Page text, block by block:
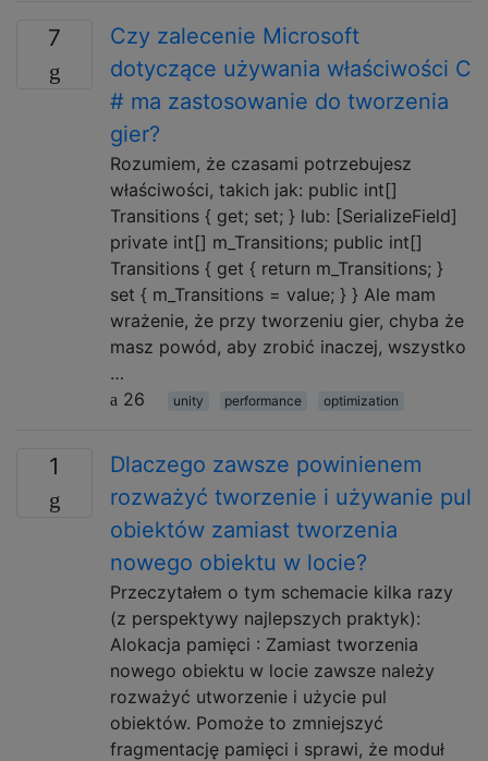
7
Czy zalecenie Microsoft
dotyczące używania właściwości C
# ma zastosowanie do tworzenia
gier?
Rozumiem, że czasami potrzebujesz
właściwości, takich jak: public int[]
Transitions { get; set; } lub: [SerializeField]
private int[] m_Transitions; public int[]
Transitions { get { return m_Transitions; }
set { m_Transitions = value; } } Ale mam
wrażenie, że przy tworzeniu gier, chyba że
masz powód, aby zrobić inaczej, wszystko
…
26
unity performance optimization
1
Dlaczego zawsze powinienem
rozważyć tworzenie i używanie pul
obiektów zamiast tworzenia
nowego obiektu w locie?
Przeczytałem o tym schemacie kilka razy
(z perspektywy najlepszych praktyk):
Alokacja pamięci : Zamiast tworzenia
nowego obiektu w locie zawsze należy
rozważyć utworzenie i użycie pul
obiektów. Pomoże to zmniejszyć
fragmentację pamięci i sprawi, że moduł